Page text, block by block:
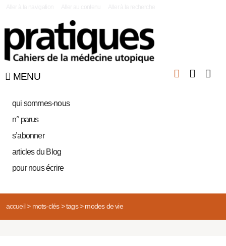
MENU
qui sommes-nous
n° parus
s’abonner
articles du Blog
pour nous écrire
accueil> mots-clés> tags> modes de vie